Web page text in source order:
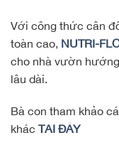
Với công thức cân
toàn cao, NUTRI-
cho nhà vườn
lâu dài.
Bà con tham khảo
khác TẠI ĐÂY